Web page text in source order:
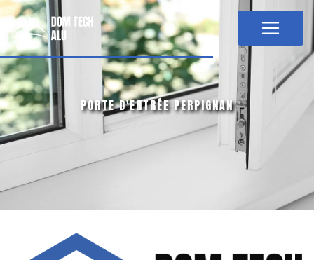
Panneau de gestion des cookies
PORTE D'ENTRÉE PERPIGNAN